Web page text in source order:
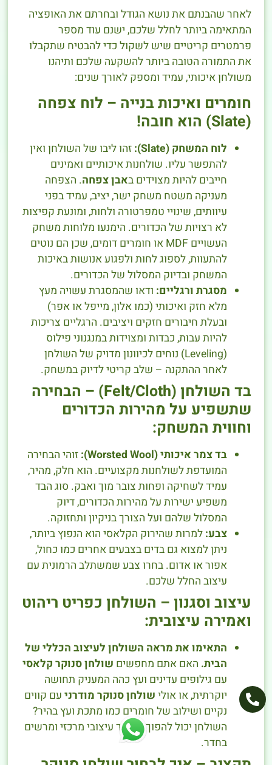
לאחר שהבנתם את נושא הגודל ובחרתם את האופציה
המתאימה ביותר לחלל שלכם, ישנם עוד מספר
פרמטרים קריטיים שיש לשקול כדי להבטיח שתקבלו
את התמורה הטובה ביותר להשקעה שלכם ותיהנו
משולחן איכותי, עמיד ומספק לאורך שנים:
חומרים ואיכות בנייה – לוח צפחה
(Slate) הוא חובה!
לוח המשחק (Slate):
זהו ליבו של השולחן ואין
להתפשר עליו. שולחנות איכותיים ואמינים
חייבים להיות מצוידים באבן צפחה. הצפחה
מעניקה משטח משחק ישר, יציב, עמיד בפני
עיוותים, שינויי טמפרטורה ולחות, ומונעת קפיצות
לא רצויות של הכדורים. הימנעו מלוחות משחק
העשויים MDF או חומרים דומים, שכן הם נוטים
להתעוות, לספוג לחות ולפגוע אנושות באיכות
המשחק ובדיוק המסלול של הכדורים.
מסגרת ורגליים: ודאו שהמסגרת עשויה מעץ
מלא חזק ואיכותי (כמו אלון, מייפל או אפר)
ובעלת חיבורים חזקים ויציבים. הרגליים צריכות
להיות עבות, כבדות ומצוידות במנגנוני פילוס
(Leveling) נוחים לכיוונון מדויק של השולחן
לאחר ההתקנה – שלב קריטי לדיוק במשחק.
בד השולחן (Felt/Cloth) – הבחירה
שתשפיע על מהירות הכדורים
וחווית המשחק:
בד צמר איכותי (Worsted Wool):
זוהי הבחירה
המועדפת לשולחנות מקצועיים. הוא חלק, מהיר,
עמיד לשחיקה ופחות צובר מוך ואבק. סוג הבד
משפיע ישירות על מהירות הכדורים, דיוק
המסלול שלהם ועל הצורך בניקיון ותחזוקה.
צבע: למרות שהירוק הקלאסי הוא הנפוץ ביותר,
ניתן למצוא גם בדים בצבעים אחרים כמו כחול,
אפור או אדום. בחרו צבע שמשתלב הרמונית עם
עיצוב החלל שלכם.
עיצוב וסגנון – השולחן כפריט ריהוט
ואמירה עיצובית:
התאימו את מראה השולחן לעיצוב הכללי של
הבית. האם אתם מחפשים שולחן סנוקר קלאסי
עם גילופים עדינים ועץ כהה המעניק תחושה
יוקרתית, או אולי שולחן סנוקר מודרני עם קווים
נקיים ושילוב של חומרים כמו מתכת ועץ בהיר?
השולחן יכול להפוך למוקד עיצובי מרכזי ומרשים
בחדר.